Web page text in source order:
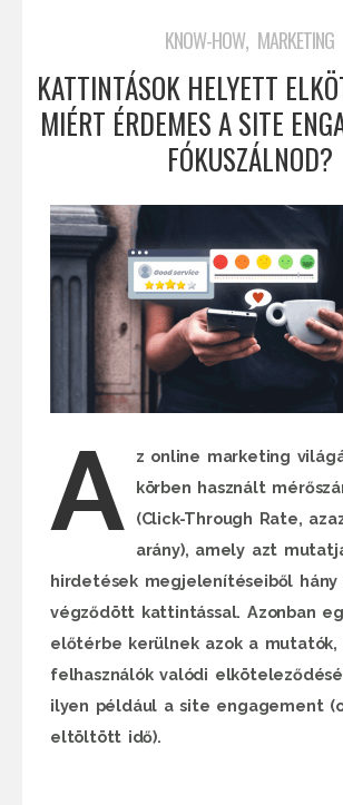
KNOW-HOW, MARKETING
KATTINTÁSOK HELYETT
MIÉRT ÉRDEMES A SITE
FÓKUSZÁLNOD?
A
z online marketing
körben használt
(Click-Through Rate,
arány), amely azt
hirdetések megjelenítéseiből hány
végződött kattintással. Azonban
előtérbe kerülnek azok a mutatók,
felhasználók valódi
ilyen például a site engagement
eltöltött idő).